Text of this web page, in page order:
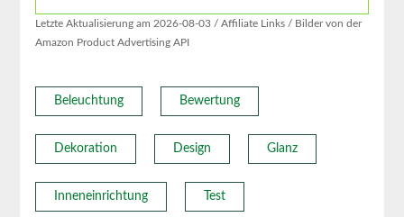
Letzte Aktualisierung am 2026-08-03 / Affiliate Links / Bilder von der
Amazon Product Advertising API
Beleuchtung Bewertung
Dekoration Design Glanz
Inneneinrichtung Test